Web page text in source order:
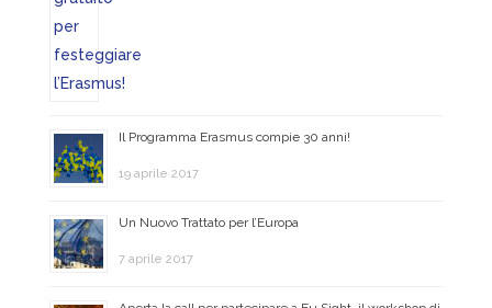
Il Programma Erasmus compie 30 anni!
19 aprile 2017
Un Nuovo Trattato per l’Europa
7 aprile 2017